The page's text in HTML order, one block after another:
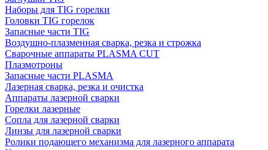
Наборы для TIG горелки
Головки TIG горелок
Запасные части TIG
Воздушно-плазменная сварка, резка и строжка
Сварочные аппараты PLASMA CUT
Плазмотроны
Запасные части PLASMA
Лазерная сварка, резка и очистка
Аппараты лазерной сварки
Горелки лазерные
Сопла для лазерной сварки
Линзы для лазерной сварки
Ролики подающего механизма для лазерного аппарата